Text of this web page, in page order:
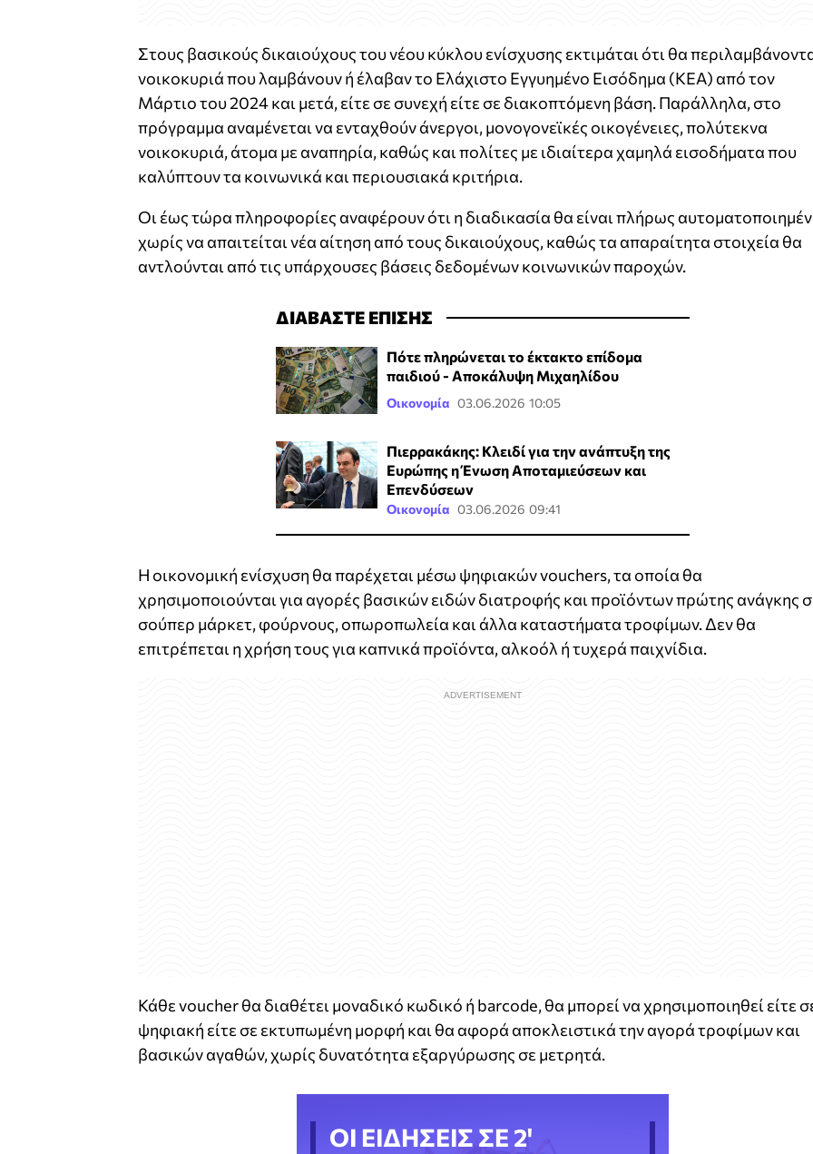
Στους βασικούς δικαιούχους του νέου κύκλου ενίσχυσης εκτιμάται ότι θα
νοικοκυριά που λαμβάνουν ή έλαβαν το Ελάχιστο Εγγυημένο Εισόδημα (ΚΕΑ) από τον
Μάρτιο του 2024 και μετά, είτε σε συνεχή είτε σε διακοπτόμενη βάση. Παράλληλα, στο
πρόγραμμα αναμένεται να ενταχθούν άνεργοι, μονογονεϊκές οικογένειες, πολύτεκνα
νοικοκυριά, άτομα με αναπηρία, καθώς και πολίτες με ιδιαίτερα χαμηλά εισοδήματα που
καλύπτουν τα κοινωνικά και περιουσιακά κριτήρια.
Οι έως τώρα πληροφορίες αναφέρουν ότι η διαδικασία θα είναι πλήρως
χωρίς να απαιτείται νέα αίτηση από τους δικαιούχους, καθώς τα απαραίτητα στοιχεία θα
αντλούνται από τις υπάρχουσες βάσεις δεδομένων κοινωνικών παροχών.
ΔΙΑΒΑΣΤΕ ΕΠΙΣΗΣ
Πότε πληρώνεται το έκτακτο επίδομα
παιδιού - Αποκάλυψη Μιχαηλίδου
Οικονομία 03.06.2026 10:05
Πιερρακάκης: Κλειδί για την ανάπτυξη της
Ευρώπης η Ένωση Αποταμιεύσεων και
Επενδύσεων
Οικονομία 03.06.2026 09:41
Η οικονομική ενίσχυση θα παρέχεται μέσω ψηφιακών vouchers, τα οποία θα
χρησιμοποιούνται για αγορές βασικών ειδών διατροφής και προϊόντων πρώτης ανάγκης
σούπερ μάρκετ, φούρνους, οπωροπωλεία και άλλα καταστήματα τροφίμων. Δεν θα
επιτρέπεται η χρήση τους για καπνικά προϊόντα, αλκοόλ ή τυχερά παιχνίδια.
Κάθε voucher θα διαθέτει μοναδικό κωδικό ή barcode, θα μπορεί να χρησιμοποιηθεί είτε
ψηφιακή είτε σε εκτυπωμένη μορφή και θα αφορά αποκλειστικά την αγορά τροφίμων και
βασικών αγαθών, χωρίς δυνατότητα εξαργύρωσης σε μετρητά.
ΟΙ ΕΙΔΗΣΕΙΣ ΣΕ 2'